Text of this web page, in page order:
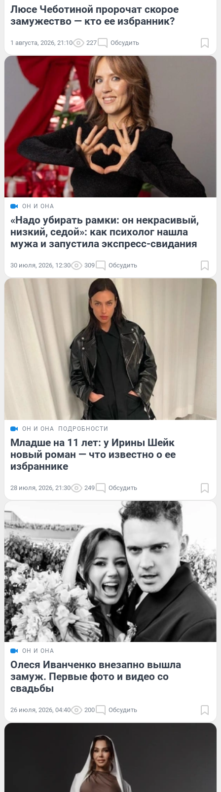
Люсе Чеботиной пророчат скорое
замужество — кто ее избранник?
1 августа, 2026, 21:10 227 Обсудить
ОН И ОНА
«Надо убирать рамки: он некрасивый,
низкий, седой»: как психолог нашла
мужа и запустила экспресс-свидания
30 июля, 2026, 12:30 309 Обсудить
ОН И ОНА ПОДРОБНОСТИ
Младше на 11 лет: у Ирины Шейк
новый роман — что известно о ее
избраннике
28 июля, 2026, 21:30 249 Обсудить
ОН И ОНА
Олеся Иванченко внезапно вышла
замуж. Первые фото и видео со
свадьбы
26 июля, 2026, 04:40 200 Обсудить